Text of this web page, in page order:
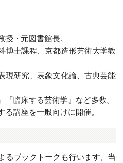
・元図書館長。
博士課程、京都造形芸術大学教
現研究、表象文化論、古典芸能
臨床する芸術学』など多数。
講座を一般向けに開催。
るブックトークも行います。当